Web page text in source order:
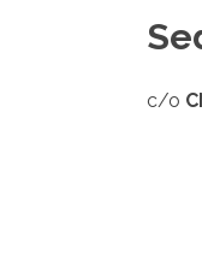
c/o